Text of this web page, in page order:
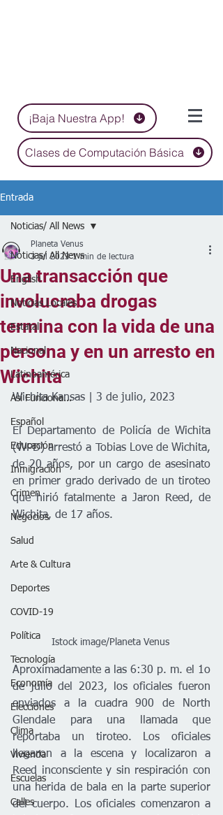
¡Baja Nuestra App!
Clases de Computación Básica
Entrada
Noticias/ All News
English
Noticias Locales
Estatal
Nacional
Latinoamérica
Así Funciona...
Español
Educación
Inmigración
Crimen
Negocios
Salud
Arte & Cultura
Deportes
COVID-19
Política
Tecnología
Economía
Elecciones
Clima
Vivienda
Escuelas
Calles
Noticias/ All News
Una transacción que
involucraba drogas
termina con la vida de una
persona y en un arresto en
Wichita
Planeta Venus
3 jul 2023 1 min de lectura
Wichita Kansas | 3 de julio, 2023
El Departamento de Policía de Wichita
(WPD) arrestó a Tobias Love de Wichita,
de 20 años, por un cargo de asesinato
en primer grado derivado de un tiroteo
que hirió fatalmente a Jaron Reed, de
Wichita, de 17 años.
Istock image/Planeta Venus
Aproximadamente a las 6:30 p. m. el 1o
de julio del 2023, los oficiales fueron
enviados a la cuadra 900 de North
Glendale para una llamada que
reportaba un tiroteo. Los oficiales
llegaron a la escena y localizaron a
Reed inconsciente y sin respiración con
una herida de bala en la parte superior
del cuerpo. Los oficiales comenzaron a